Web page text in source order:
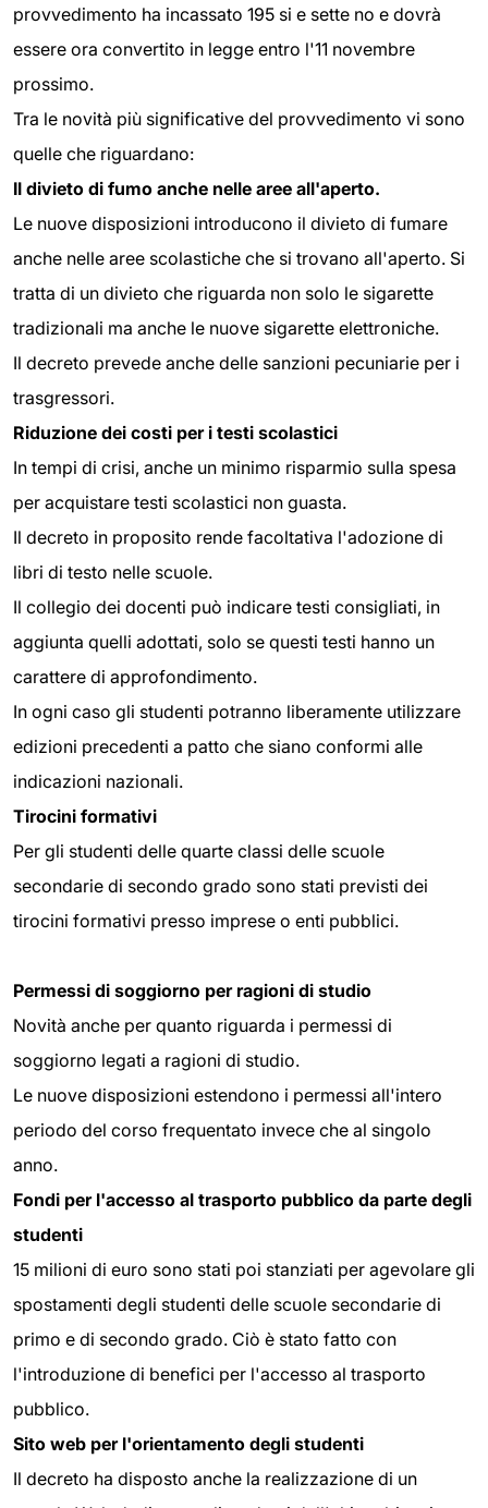
provvedimento ha incassato 195 si e sette no e dovrà
essere ora convertito in legge entro l'11 novembre
prossimo.
Tra le novità più significative del provvedimento vi sono
quelle che riguardano:
Il divieto di fumo anche nelle aree all'aperto.
Le nuove disposizioni introducono il divieto di fumare
anche nelle aree scolastiche che si trovano all'aperto. Si
tratta di un divieto che riguarda non solo le sigarette
tradizionali ma anche le nuove sigarette elettroniche.
Il decreto prevede anche delle sanzioni pecuniarie per i
trasgressori.
Riduzione dei costi per i testi scolastici
In tempi di crisi, anche un minimo risparmio sulla spesa
per acquistare testi scolastici non guasta.
Il decreto in proposito rende facoltativa l'adozione di
libri di testo nelle scuole.
Il collegio dei docenti può indicare testi consigliati, in
aggiunta quelli adottati, solo se questi testi hanno un
carattere di approfondimento.
In ogni caso gli studenti potranno liberamente utilizzare
edizioni precedenti a patto che siano conformi alle
indicazioni nazionali.
Tirocini formativi
Per gli studenti delle quarte classi delle scuole
secondarie di secondo grado sono stati previsti dei
tirocini formativi presso imprese o enti pubblici.
Permessi di soggiorno per ragioni di studio
Novità anche per quanto riguarda i permessi di
soggiorno legati a ragioni di studio.
Le nuove disposizioni estendono i permessi all'intero
periodo del corso frequentato invece che al singolo
anno.
Fondi per l'accesso al trasporto pubblico da parte degli
studenti
15 milioni di euro sono stati poi stanziati per agevolare gli
spostamenti degli studenti delle scuole secondarie di
primo e di secondo grado. Ciò è stato fatto con
l'introduzione di benefici per l'accesso al trasporto
pubblico.
Sito web per l'orientamento degli studenti
Il decreto ha disposto anche la realizzazione di un